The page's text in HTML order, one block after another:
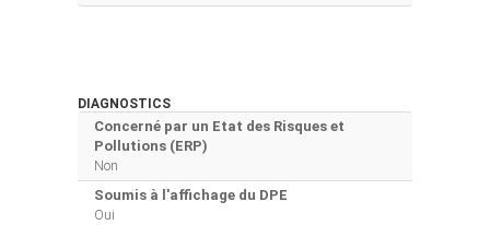
DIAGNOSTICS
Concerné par un Etat des Risques et
Pollutions (ERP)
Non
Soumis à l'affichage du DPE
Oui